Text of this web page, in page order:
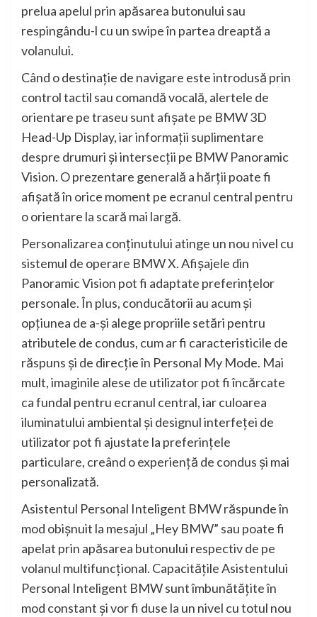
prelua apelul prin apăsarea butonului sau
respingându-l cu un swipe în partea dreaptă a
volanului.
Când o destinaţie de navigare este introdusă prin
control tactil sau comandă vocală, alertele de
orientare pe traseu sunt afişate pe BMW 3D
Head-Up Display, iar informaţii suplimentare
despre drumuri şi intersecţii pe BMW Panoramic
Vision. O prezentare generală a hărţii poate fi
afişată în orice moment pe ecranul central pentru
o orientare la scară mai largă.
Personalizarea conţinutului atinge un nou nivel cu
sistemul de operare BMW X. Afişajele din
Panoramic Vision pot fi adaptate preferinţelor
personale. În plus, conducătorii au acum şi
opţiunea de a-şi alege propriile setări pentru
atributele de condus, cum ar fi caracteristicile de
răspuns şi de direcţie în Personal My Mode. Mai
mult, imaginile alese de utilizator pot fi încărcate
ca fundal pentru ecranul central, iar culoarea
iluminatului ambiental şi designul interfeţei de
utilizator pot fi ajustate la preferinţele
particulare, creând o experienţă de condus şi mai
personalizată.
Asistentul Personal Inteligent BMW răspunde în
mod obişnuit la mesajul „Hey BMW” sau poate fi
apelat prin apăsarea butonului respectiv de pe
volanul multifuncţional. Capacităţile Asistentului
Personal Inteligent BMW sunt îmbunătăţite în
mod constant şi vor fi duse la un nivel cu totul nou